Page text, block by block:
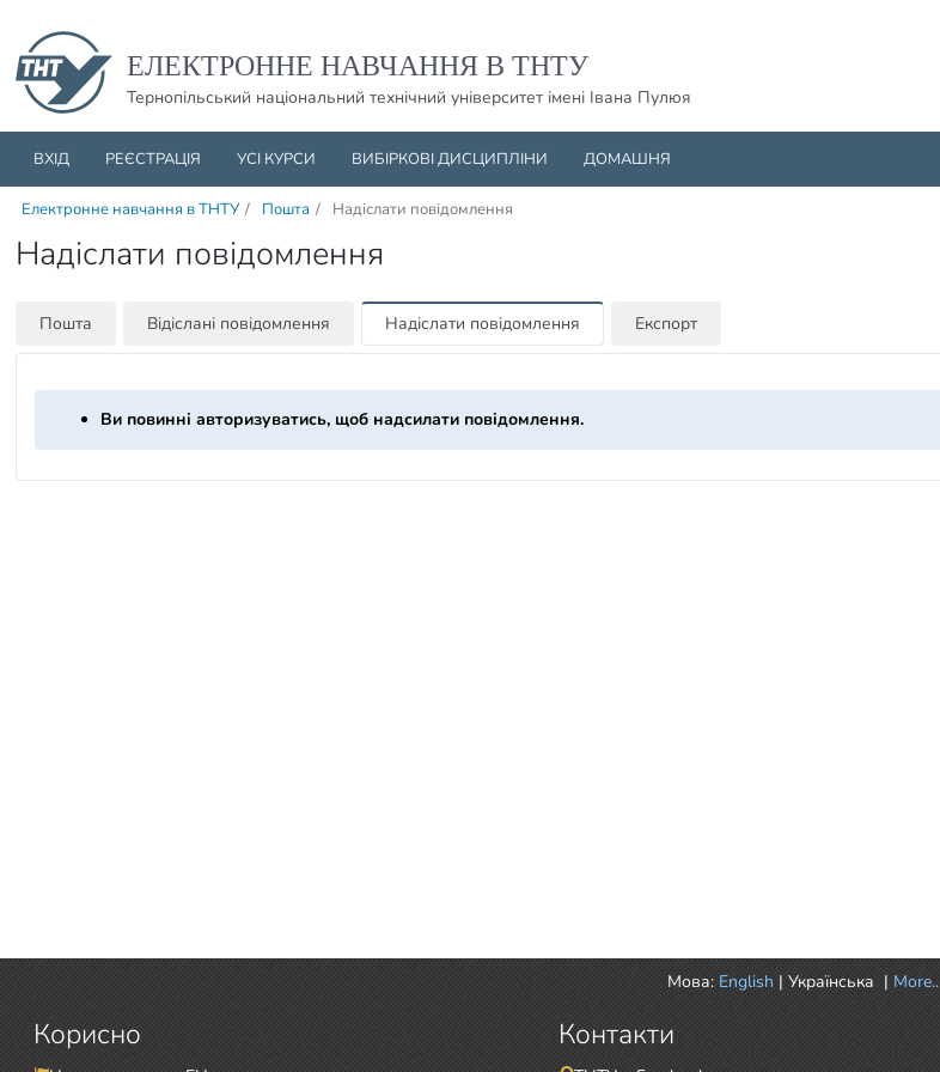
ЕЛЕКТРОННЕ НАВЧАННЯ В ТНТУ
Тернопільський національний технічний університет імені Івана Пулюя
ВХІД РЕЄСТРАЦІЯ УСІ КУРСИ ВИБІРКОВІ ДИСЦИПЛІНИ ДОМАШНЯ
Електронне навчання в ТНТУ / Пошта / Надіслати повідомлення
Надіслати повідомлення
Пошта Відіслані повідомлення Надіслати повідомлення Експорт
Ви повинні авторизуватись, щоб надсилати повідомлення.
Мова: English |Українська | More..
Корисно Контакти